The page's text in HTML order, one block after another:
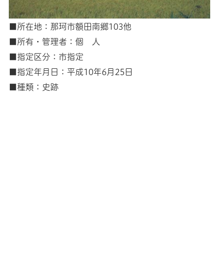
■所在地：那珂市額田南郷103他
■所有・管理者：個 人
■指定区分：市指定
■指定年月日：平成10年6月25日
■種類：史跡